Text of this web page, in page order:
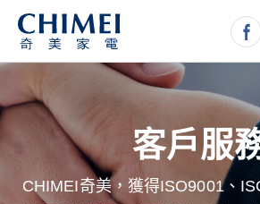
CHIMEI奇美，獲得ISO9001、